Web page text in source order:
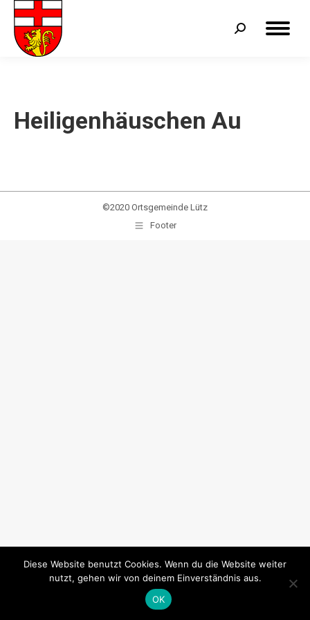
Search:
Heiligenhäuschen Au
©2020 Ortsgemeinde Lütz
Footer
Diese Website benutzt Cookies. Wenn du die Website weiter
nutzt, gehen wir von deinem Einverständnis aus.
OK